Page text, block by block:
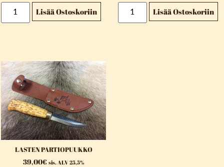
Lisää Ostoskoriin Lisää Ostoskoriin
LASTEN PARTIOPUUKKO
39,00€ sis. ALV 25,5%